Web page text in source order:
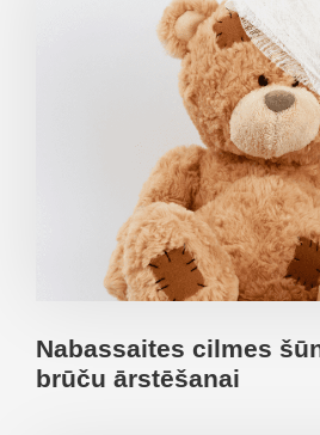
Nabassaites cilmes
brūču ārstēšanai